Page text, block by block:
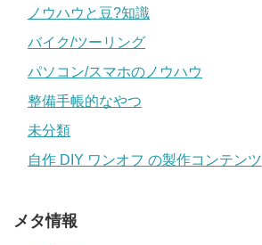
ノウハウと豆?知識
バイク/ツーリング
パソコン/スマホのノウハウ
整備手帳的なやつ
未分類
自作 DIY ワンオフ の製作コンテンツ
メタ情報